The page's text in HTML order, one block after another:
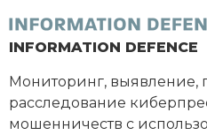
INFORMATION DEFENCE
Мониторинг, выявление,
расследование
мошенничеств с